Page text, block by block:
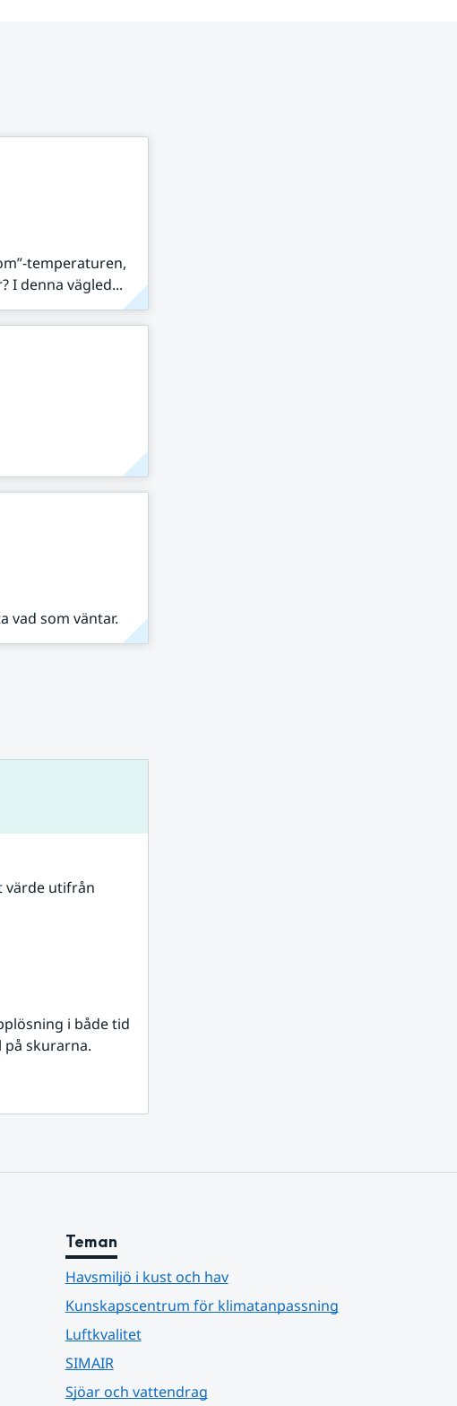
temperaturen,
I denna vägled...
vad som väntar.
värde utifrån
i både tid
skurarna.
Teman
Havsmiljö i kust och hav
Kunskapscentrum för klimatanpassning
Luftkvalitet
SIMAIR
Sjöar och vattendrag